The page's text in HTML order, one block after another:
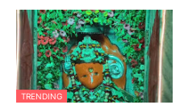
TRENDING